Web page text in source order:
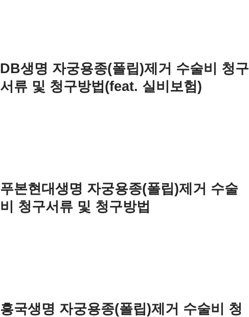
DB생명 자궁용종(폴립)제거 수술비 청구
서류 및 청구방법(feat. 실비보험)
푸본현대생명 자궁용종(폴립)제거 수술
비 청구서류 및 청구방법
흥국생명 자궁용종(폴립)제거 수술비 청